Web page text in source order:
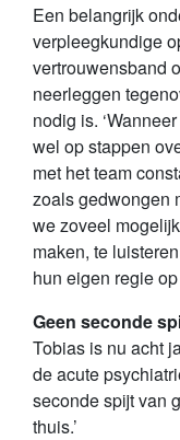
Een belangrijk
verpleegkundige
vertrouwensband
neerleggen
nodig is.
wel op stappen
met het team
zoals gedwongen
we zoveel
maken, te
hun eigen regie
Geen seconde
Tobias is nu acht
de acute
seconde spijt van
thuis.’